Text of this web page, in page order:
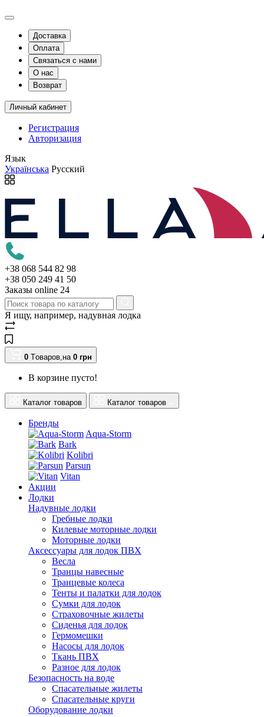
Доставка
Оплата
Связаться с нами
О нас
Возврат
Личный кабинет
Регистрация
Авторизация
Язык
Українська Русский
+38 068 544 82 98
+38 050 249 41 50
Заказы оnline 24
Я ищу, например, надувная лодка
0 Tоваров,на 0 грн
В корзине пусто!
Каталог товаров Каталог товаров
Бренды
Aqua-Storm
Bark
Kolibri
Parsun
Vitan
Акции
Лодки
Надувные лодки
Гребные лодки
Килевые моторные лодки
Моторные лодки
Аксессуары для лодок ПВХ
Весла
Транцы навесные
Транцевые колеса
Тенты и палатки для лодок
Сумки для лодок
Страховочные жилеты
Сиденья для лодок
Гермомешки
Насосы для лодок
Ткань ПВХ
Разное для лодок
Безопасность на воде
Спасательные жилеты
Спасательные круги
Оборудование лодки